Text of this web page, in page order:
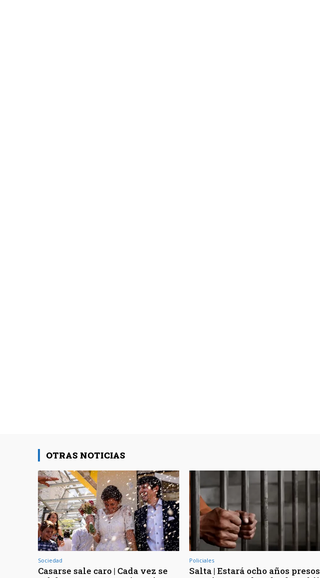
OTRAS NOTICIAS
Sociedad
Casarse sale caro | Cada vez se
Policiales
Salta | Estará ocho años presos